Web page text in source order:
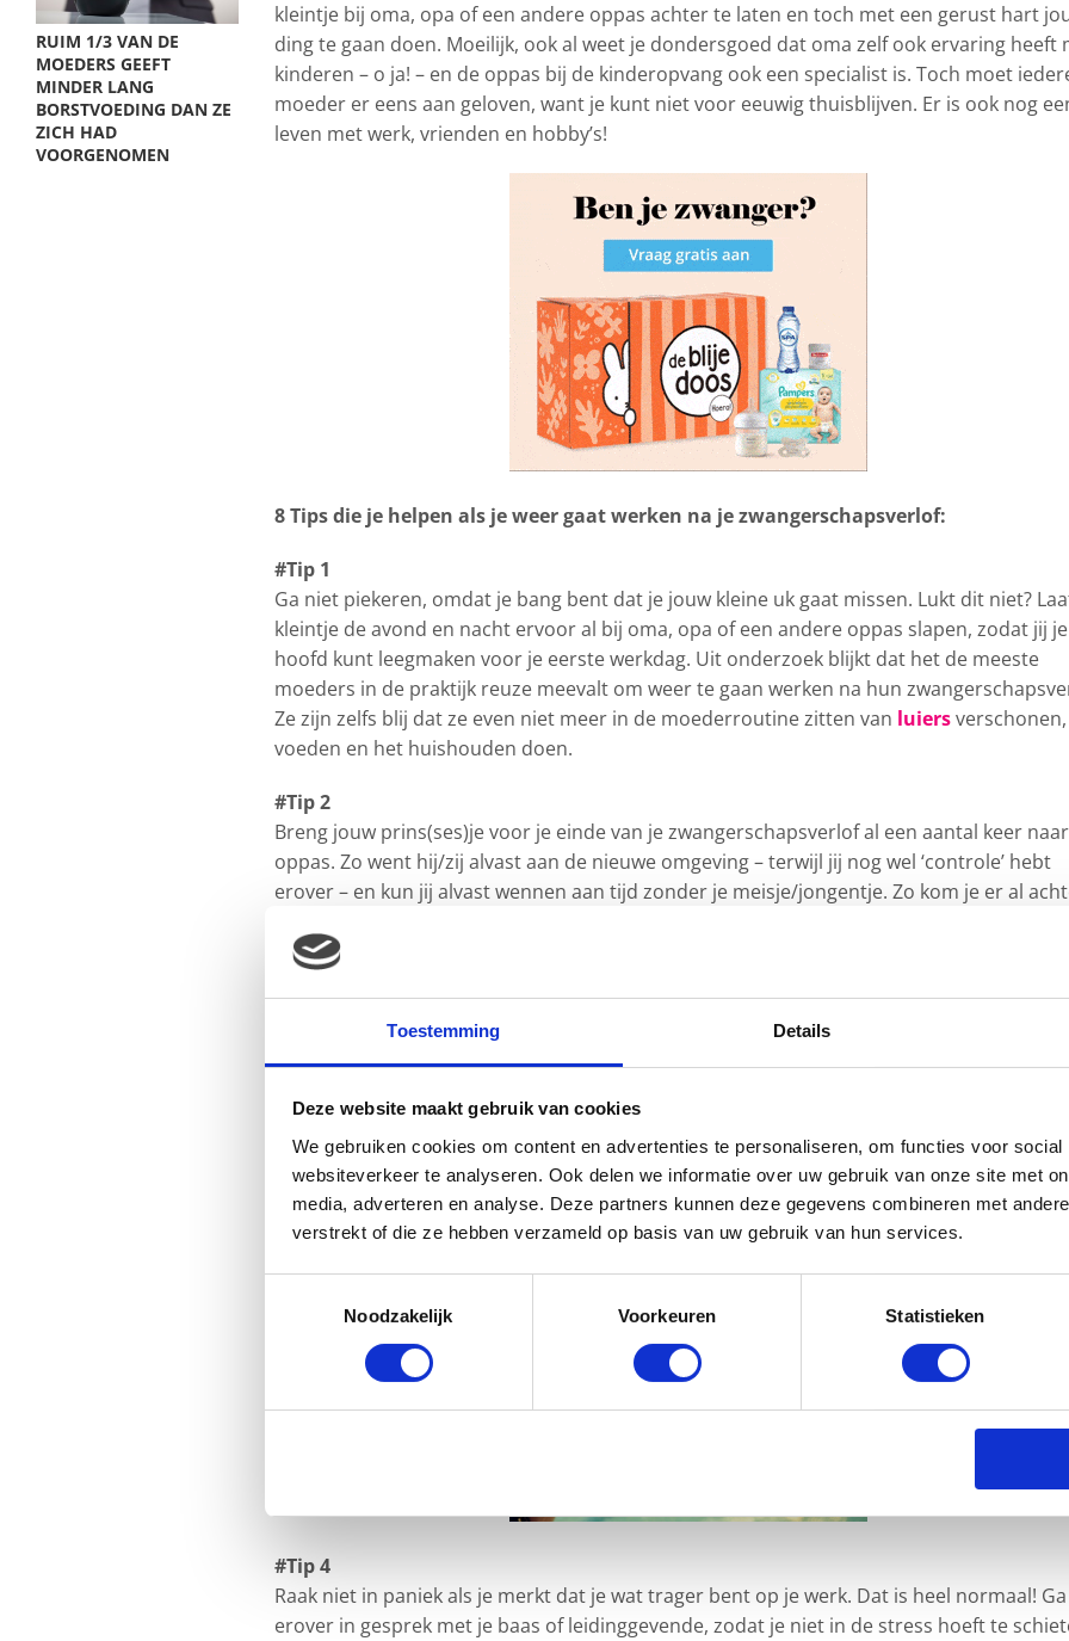
Toestemming Details
Deze website maakt gebruik van cookies
We gebruiken cookies om content en advertenties te personaliseren, om functies voor
websiteverkeer te analyseren. Ook delen we informatie over uw gebruik van onze site met
media, adverteren en analyse. Deze partners kunnen deze gegevens combineren met
verstrekt of die ze hebben verzameld op basis van uw gebruik van hun services.
Noodzakelijk
Voorkeuren Statistieken
RUIM 1/3 VAN DE
MOEDERS GEEFT
MINDER LANG
BORSTVOEDING DAN ZE
ZICH HAD
VOORGENOMEN
kleintje bij oma, opa of een andere oppas achter te laten en toch met een gerust hart
ding te gaan doen. Moeilijk, ook al weet je dondersgoed dat oma zelf ook ervaring heeft
kinderen – o ja! – en de oppas bij de kinderopvang ook een specialist is. Toch moet
moeder er eens aan geloven, want je kunt niet voor eeuwig thuisblijven. Er is ook nog
leven met werk, vrienden en hobby’s!
8 Tips die je helpen als je weer gaat werken na je zwangerschapsverlof:
#Tip 1
Ga niet piekeren, omdat je bang bent dat je jouw kleine uk gaat missen. Lukt dit niet?
kleintje de avond en nacht ervoor al bij oma, opa of een andere oppas slapen, zodat jij je
hoofd kunt leegmaken voor je eerste werkdag. Uit onderzoek blijkt dat het de meeste
moeders in de praktijk reuze meevalt om weer te gaan werken na hun
Ze zijn zelfs blij dat ze even niet meer in de moederroutine zitten van luiersverschonen,
voeden en het huishouden doen.
#Tip 2
Breng jouw prins(ses)je voor je einde van je zwangerschapsverlof al een aantal keer
oppas. Zo went hij/zij alvast aan de nieuwe omgeving – terwijl jij nog wel ‘controle’ hebt
erover – en kun jij alvast wennen aan tijd zonder je meisje/jongentje. Zo kom je er al
na je zwangerschapsverlof is dat je weer volop kunt genieten van je kleintje als je hem/
Plan van tevoren in wat je gaat koken in je eerste werkweek. Kies snelle, maar gezonde
nieuwe baan. Bereid je thuiskomst daar dus op voor. Zorg ook dat je wat gezonde
(fruit, ongezouten nootjes, rozijntjes) bij je hebt om de ergste honger alvast te stillen.
vette hap is verleidelijk als je moe bent, maar komt je energiepeil niet ten goede!
#Tip 4
Raak niet in paniek als je merkt dat je wat trager bent op je werk. Dat is heel normaal! Ga
erover in gesprek met je baas of leidinggevende, zodat je niet in de stress hoeft te